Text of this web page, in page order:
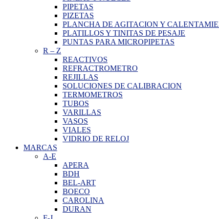
PIPETAS
PIZETAS
PLANCHA DE AGITACION Y
PLATILLOS Y TINITAS DE PESAJE
PUNTAS PARA MICROPIPETAS
R – Z
REACTIVOS
REFRACTROMETRO
REJILLAS
SOLUCIONES DE CALIBRACION
TERMOMETROS
TUBOS
VARILLAS
VASOS
VIALES
VIDRIO DE RELOJ
MARCAS
A-E
APERA
BDH
BEL-ART
BOECO
CAROLINA
DURAN